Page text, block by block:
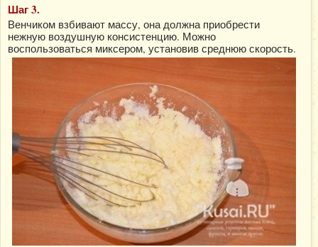
Шаг 3.
Венчиком взбивают массу, она должна приобрести
нежную воздушную консистенцию. Можно
воспользоваться миксером, установив среднюю скорость.